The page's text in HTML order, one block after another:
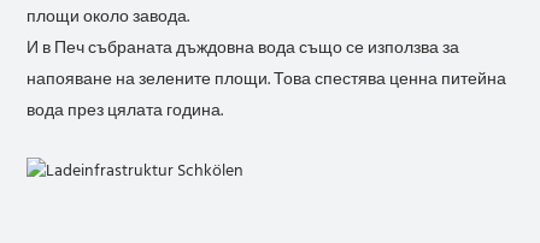
площи около завода.
И в Печ събраната дъждовна вода също се използва за
напояване на зелените площи. Това спестява ценна питейна
вода през цялата година.